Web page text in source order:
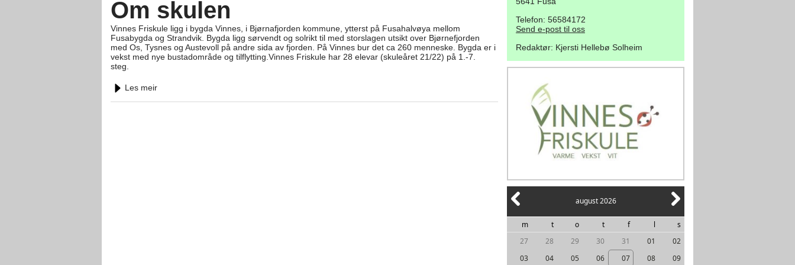
Telefon: 56584172
Send e-post til oss
Redaktør: Kjersti Hellebø Solheim
august 2026
m t o t f l
s
27
28 29 30 31 01
02
03
04 05 06 07 08 09
Om skulen
Vinnes Friskule ligg i bygda Vinnes, i Bjørnafjorden kommune, ytterst på Fusahalvøya mellom
Fusabygda og Strandvik. Bygda ligg sørvendt og solrikt til med storslagen utsikt over Bjørnefjorden
med Os, Tysnes og Austevoll på andre sida av fjorden. På Vinnes bur det ca 260 menneske. Bygda er i
vekst med nye bustadområde og tilflytting.Vinnes Friskule har 28 elevar (skuleåret 21/22) på 1.-7.
steg.
Les meir